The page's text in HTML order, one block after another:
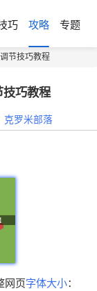
巧 攻略 专题
节技巧教程
巧教程
克罗米部落
网页字体大小：